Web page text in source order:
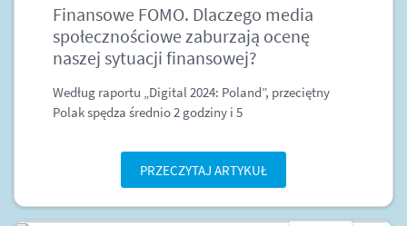
Finansowe FOMO. Dlaczego media
społecznościowe zaburzają ocenę
naszej sytuacji finansowej?
Według raportu „Digital 2024: Poland”, przeciętny
Polak spędza średnio 2 godziny i 5
PRZECZYTAJ ARTYKUŁ